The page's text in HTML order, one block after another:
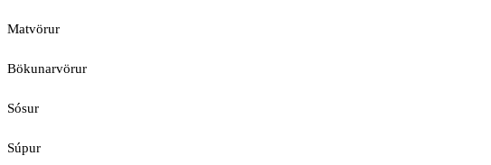
Matvörur
Bökunarvörur
Sósur
Súpur